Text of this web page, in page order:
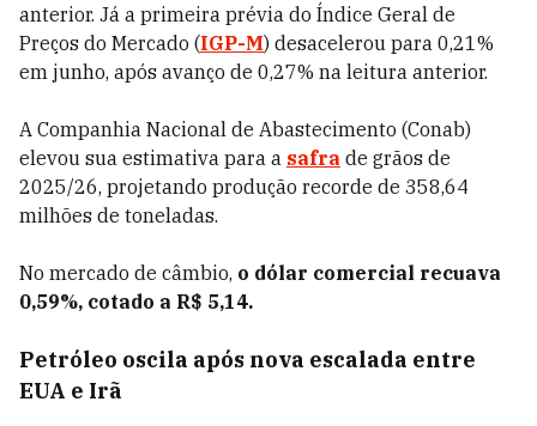
anterior. Já a primeira prévia do Índice Geral de
Preços do Mercado (IGP-M) desacelerou para 0,21%
em junho, após avanço de 0,27% na leitura anterior.
A Companhia Nacional de Abastecimento (Conab)
elevou sua estimativa para a safra de grãos de
2025/26, projetando produção recorde de 358,64
milhões de toneladas.
No mercado de câmbio, o dólar comercial recuava
0,59%, cotado a R$ 5,14.
Petróleo oscila após nova escalada entre
EUA e Irã